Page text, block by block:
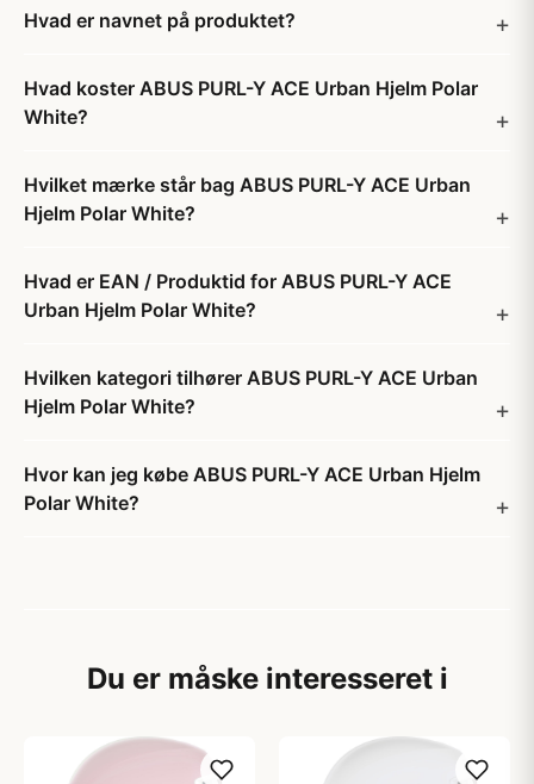
Hvad er navnet på produktet?
Hvad koster ABUS PURL-Y ACE Urban Hjelm Polar
White?
Hvilket mærke står bag ABUS PURL-Y ACE Urban
Hjelm Polar White?
Hvad er EAN / Produktid for ABUS PURL-Y ACE
Urban Hjelm Polar White?
Hvilken kategori tilhører ABUS PURL-Y ACE Urban
Hjelm Polar White?
Hvor kan jeg købe ABUS PURL-Y ACE Urban Hjelm
Polar White?
Du er måske interesseret i